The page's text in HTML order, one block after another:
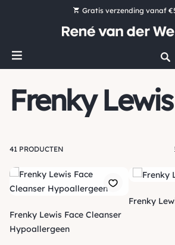
Gratis verzending vanaf
Bestel nu, betaal later met
Ruim 16.000 artikelen op
Ruim 44 jaar kennis en
Frenky Lewis
41 PRODUCTEN
Frenky Lewis Face Cleanser
Hypoallergeen
Frenky